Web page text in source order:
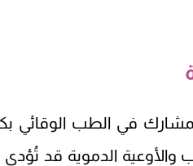
في الطب الوقائي
الدموية قد تُؤدي